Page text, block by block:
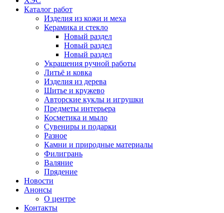
Каталог работ
Изделия из кожи и меха
Керамика и стекло
Новый раздел
Новый раздел
Новый раздел
Украшения ручной работы
Литьё и ковка
Изделия из дерева
Шитье и кружево
Авторские куклы и игрушки
Предметы интерьера
Косметика и мыло
Сувениры и подарки
Разное
Камни и природные материалы
Филигрань
Валяние
Прядение
Новости
Анонсы
О центре
Контакты